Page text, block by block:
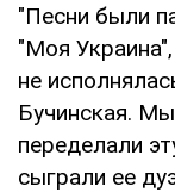
"Песни были
"Моя
не
Бучинская.
переделали
сыграли ее